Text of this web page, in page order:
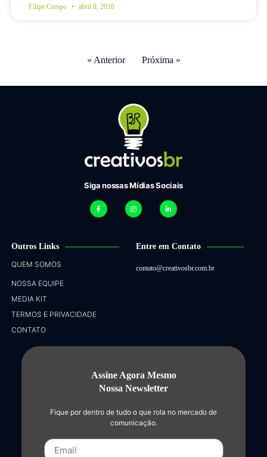
Filipe Crespo abril 8, 2016
« Anterior Próxima »
Siga nossas Mídias Sociais
Outros Links
QUEM SOMOS
NOSSA EQUIPE
MEDIA KIT
TERMOS E PRIVACIDADE
CONTATO
Entre em Contato
contato@creativosbr.com.br
Assine Agora Mesmo
Nossa Newsletter
Fique por dentro de tudo o que rola no mercado de
comunicação.